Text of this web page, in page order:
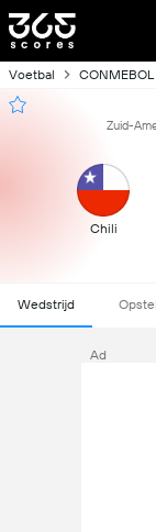
Voetbal
Zuid-
Chili
Wedstrijd
Ad